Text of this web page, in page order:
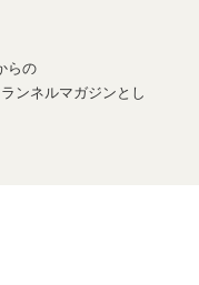
らの
ンネルマガジンとし